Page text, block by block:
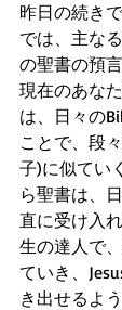
昨日の続きで
では、主な
の聖書の預
現在のあな
は、日々の
ことで、段
子)に似てい
ら聖書は、
直に受け入
生の達人で
ていき、
き出せるよ